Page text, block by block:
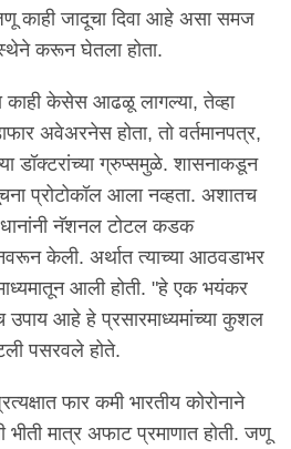
काही जादूचा दिवा आहे असा समज
करून घेतला होता.
काही केसेस आढळू लागल्या, तेव्हा
अवेअरनेस होता, तो वर्तमानपत्र,
डॉक्टरांच्या ग्रुप्समुळे. शासनाकडून
प्रोटोकॉल आला नव्हता. अशातच
नॅशनल टोटल कडक
केली. अर्थात त्याच्या आठवडाभर
आली होती. "हे एक भयंकर
आहे हे प्रसारमाध्यमांच्या कुशल
पसरवले होते.
फार कमी भारतीय कोरोनाने
मात्र अफाट प्रमाणात होती. जणू